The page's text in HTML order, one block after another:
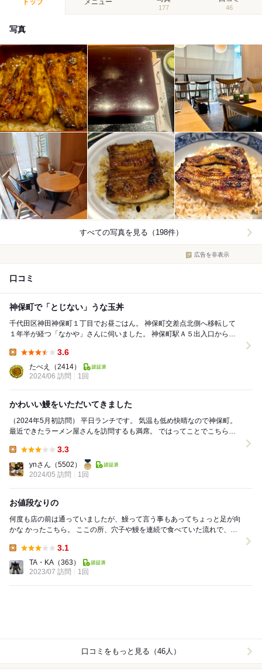
トップ メニュー
177 46
写真
すべての写真を見る（198件）
広告を非表示
口コミ
神保町で「とじない」うな玉丼
千代田区神田神保町１丁目でお昼ごはん。 神保町交差点北側へ移転して
１年半が経つ「なかや」さんに伺いました。 神保町駅Ａ５出入口から白
3.6
たべえ
（2414）
2024/06 訪問
1回
かわいい鰻をいただいてきました
（2024年5月初訪問） 平日ランチです。 気温も低め快晴なので神保町。
最近できたラーメン屋さんを訪問するも満席。 ではってことでこちらを
3.3
ynさん （5502）
2024/05 訪問
1回
お値段なりの
何度も店の前は通っていましたが、鰻って言う事もあってちょっと足が向
かな かったこちら。 ここの所、穴子や鰻を連続で食べていた流れで、こ
3.1
TA・KA （363）
2023/07 訪問
1回
口コミをもっと見る（46人）